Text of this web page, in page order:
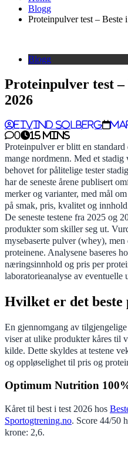
Blogg
Proteinpulver test – Beste
Blogg
Proteinpulver test –
2026
Eivind Solberg
0
15 mins
Proteinpulver er blitt en
mange nordmenn. Med et
behovet for pålitelige tester
har de seneste årene publisert
merker og varianter, med mål
på smak, pris, kvalitet og
De seneste testene fra 2025 og
produkter som skiller seg ut.
mysebaserte pulver (whey),
proteinene. Analysene baseres
næringsinnhold og pris per
laboratorieanalyse av eventuelle
Hvilket er det
En gjennomgang av
viser at ulike produkter kåres til
kilde. Dette skyldes at testene
og oppløselighet til pris og
Optimum Nutrition
Kåret til best i test 2026 hos
Sportogtrening.no. Score 44/50
krone: 2,6.